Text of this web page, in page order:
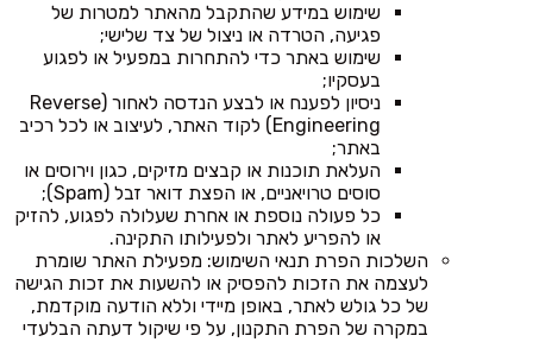
שימוש במידע שהתקבל מהאתר למטרות של
פגיעה, הטרדה או ניצול של צד שלישי;
שימוש באתר כדי להתחרות במפעיל או לפגוע
בעסקיו;
ניסיון לפענח או לבצע הנדסה לאחור (Reverse
Engineering) לקוד האתר, לעיצוב או לכל רכיב
באתר;
העלאת תוכנות או קבצים מזיקים, כגון וירוסים או
סוסים טרויאניים, או הפצת דואר זבל (Spam);
כל פעולה נוספת או אחרת שעלולה לפגוע, להזיק
או להפריע לאתר ולפעילותו התקינה.
השלכות הפרת תנאי השימוש: מפעילת האתר שומרת
לעצמה את הזכות להפסיק או להשעות את זכות הגישה
של כל גולש לאתר, באופן מיידי וללא הודעה מוקדמת,
במקרה של הפרת התקנון, על פי שיקול דעתה הבלעדי